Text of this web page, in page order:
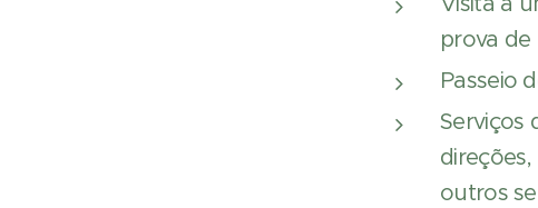
prova de
Passeio
Serviços
outros